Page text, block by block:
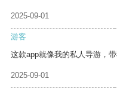
2025-09-01
游客
这款app就像我的私人导游，
2025-09-01